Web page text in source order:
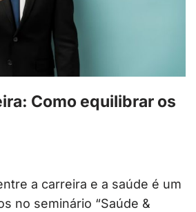
Como equilibrar os
a carreira e a saúde é um
no seminário “Saúde &